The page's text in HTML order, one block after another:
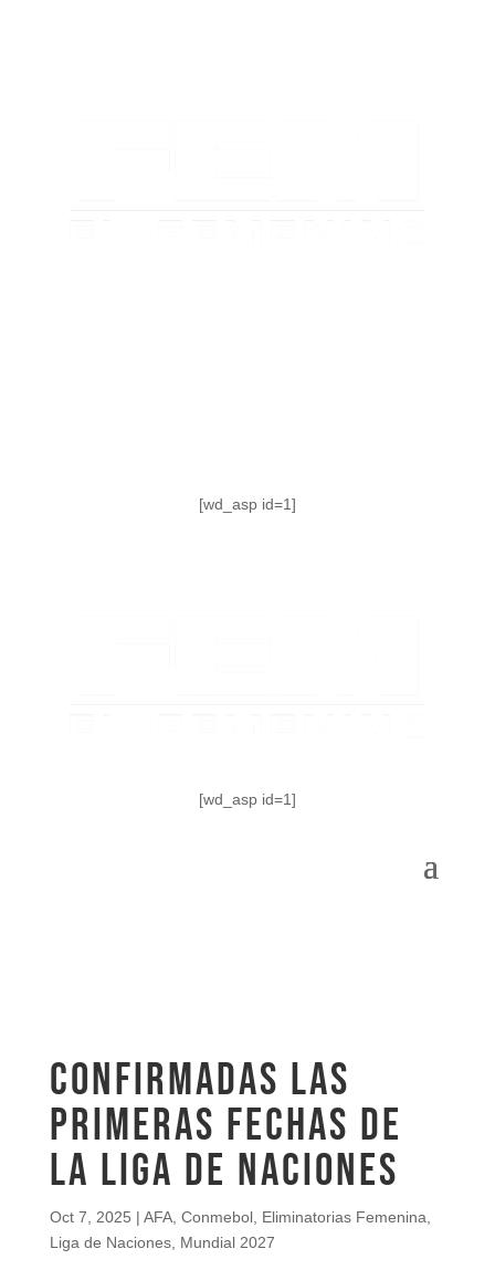
[wd_asp id=1]
[wd_asp id=1]
CONFIRMADAS LAS
PRIMERAS FECHAS DE
LA LIGA DE NACIONES
Oct 7, 2025 | AFA, Conmebol, Eliminatorias Femenina
Liga de Naciones, Mundial 2027